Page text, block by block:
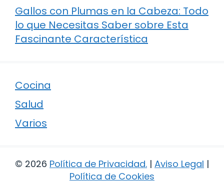
Gallos con Plumas en la Cabeza: Todo
lo que Necesitas Saber sobre Esta
Fascinante Característica
Cocina
Salud
Varios
© 2026 Política de Privacidad. | Aviso Legal |
Política de Cookies